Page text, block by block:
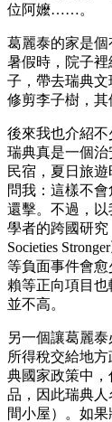
位阿嬤……。
葛麗泰的家是個
暑假時，院子
子，帶去瑞典
修剪李子樹，其
後來我也介紹不
瑞典真是一個
民宿，夏日旅
問我：這樣不
還擊。不過，
學者的跨國研究
Societies
等負面事件會
賴等正向項目
並不高。
另一個讓葛麗
所得稅交給地
典國家政策中
品，因此瑞典
間小屋）。如